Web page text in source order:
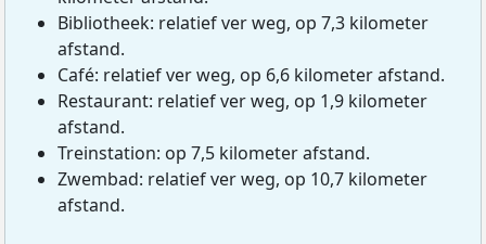
Bibliotheek: relatief ver weg, op 7,3 kilometer
afstand.
Café: relatief ver weg, op 6,6 kilometer afstand.
Restaurant: relatief ver weg, op 1,9 kilometer
afstand.
Treinstation: op 7,5 kilometer afstand.
Zwembad: relatief ver weg, op 10,7 kilometer
afstand.